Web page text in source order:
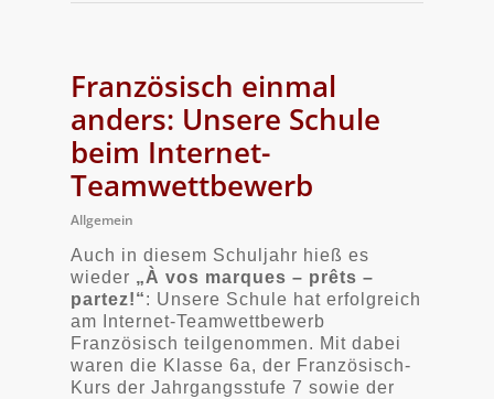
Französisch einmal
anders: Unsere Schule
beim Internet-
Teamwettbewerb
Allgemein
Auch in diesem Schuljahr hieß es
wieder „À vos marques – prêts –
partez!“: Unsere Schule hat erfolgreich
am Internet-Teamwettbewerb
Französisch teilgenommen. Mit dabei
waren die Klasse 6a, der Französisch-
Kurs der Jahrgangsstufe 7 sowie der